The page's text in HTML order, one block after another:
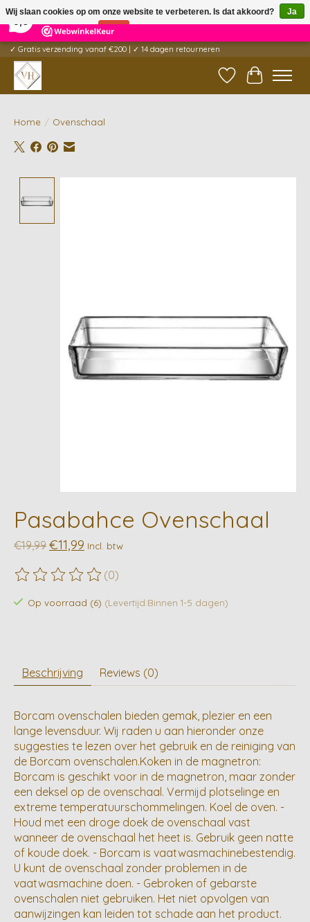
5 Reviews ×
✓ Gratis verzending vanaf €200 | ✓ 14 dagen retourneren
Verlanglijst
Home / Ovenschaal
Pasabahce Ovenschaal
€19,99 €11,99 Incl. btw
De beoordeling van dit product is
(0)
Op voorraad (6) (Levertijd:Binnen 1-5 dagen)
Beschrijving Reviews (0)
Borcam ovenschalen bieden gemak, plezier en een
lange levensduur. Wij raden u aan hieronder onze
suggesties te lezen over het gebruik en de reiniging van
de Borcam ovenschalen.Koken in de magnetron:
Borcam is geschikt voor in de magnetron, maar zonder
een deksel op de ovenschaal. Vermijd plotselinge en
extreme temperatuurschommelingen. Koel de oven. -
Houd met een droge doek de ovenschaal vast
wanneer de ovenschaal het heet is. Gebruik geen natte
of koude doek. - Borcam is vaatwasmachinebestendig.
U kunt de ovenschaal zonder problemen in de
vaatwasmachine doen. - Gebroken of gebarste
ovenschalen niet gebruiken. Het niet opvolgen van
aanwijzingen kan leiden tot schade aan het product.
Wij slaan cookies op om onze website te verbeteren. Is dat akkoord?
Ja
Nee